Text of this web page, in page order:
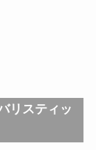
リスティッ